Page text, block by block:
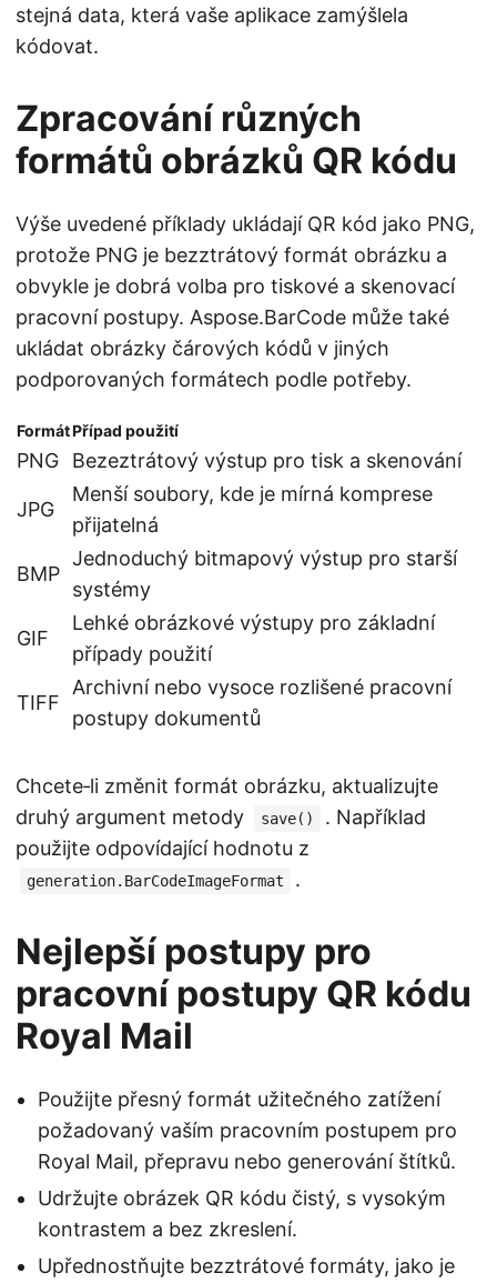
stejná data, která vaše aplikace zamýšlela
kódovat.
Zpracování různých
formátů obrázků QR kódu
Výše uvedené příklady ukládají QR kód jako PNG,
protože PNG je bezztrátový formát obrázku a
obvykle je dobrá volba pro tiskové a skenovací
pracovní postupy. Aspose.BarCode může také
ukládat obrázky čárových kódů v jiných
podporovaných formátech podle potřeby.
FormátPřípad použití
PNG Bezeztrátový výstup pro tisk a skenování
JPG
Menší soubory, kde je mírná komprese
přijatelná
BMP
Jednoduchý bitmapový výstup pro starší
systémy
GIF
Lehké obrázkové výstupy pro základní
případy použití
TIFF
Archivní nebo vysoce rozlišené pracovní
postupy dokumentů
Chcete‑li změnit formát obrázku, aktualizujte
druhý argument metody
save()
. Například
použijte odpovídající hodnotu z
generation.BarCodeImageFormat .
Nejlepší postupy pro
pracovní postupy QR kódu
Royal Mail
Použijte přesný formát užitečného zatížení
požadovaný vaším pracovním postupem pro
Royal Mail, přepravu nebo generování štítků.
Udržujte obrázek QR kódu čistý, s vysokým
kontrastem a bez zkreslení.
Upřednostňujte bezztrátové formáty, jako je